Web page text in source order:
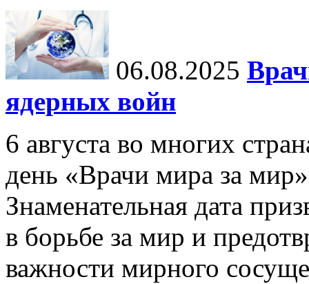
06.08.2025
ядерных войн
6 августа во многих
день «Врачи мира за
Знаменательная дата
в борьбе за мир и
важности мирного